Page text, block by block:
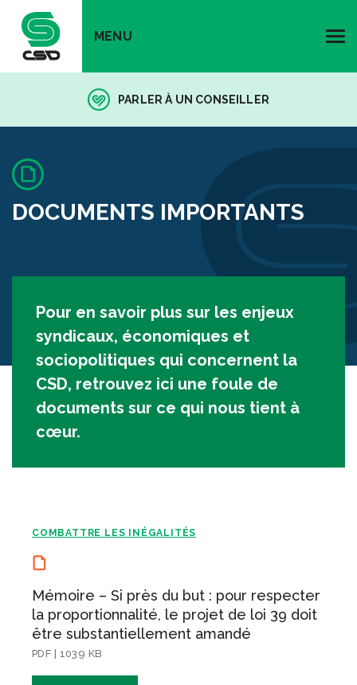
MENU
PARLER À UN CONSEILLER
DOCUMENTS IMPORTANTS
Pour en savoir plus sur les enjeux
syndicaux, économiques et
sociopolitiques qui concernent la
CSD, retrouvez ici une foule de
documents sur ce qui nous tient à
cœur.
COMBATTRE LES INÉGALITÉS
Mémoire – Si près du but : pour respecter
la proportionnalité, le projet de loi 39 doit
être substantiellement amandé
PDF | 1039 KB